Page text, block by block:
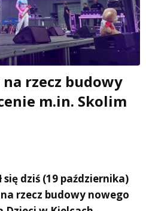
na rzecz budowy
m.in. Skolim
się dziś (19 października)
rzecz budowy nowego